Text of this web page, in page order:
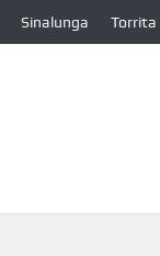
Sinalunga Torrita